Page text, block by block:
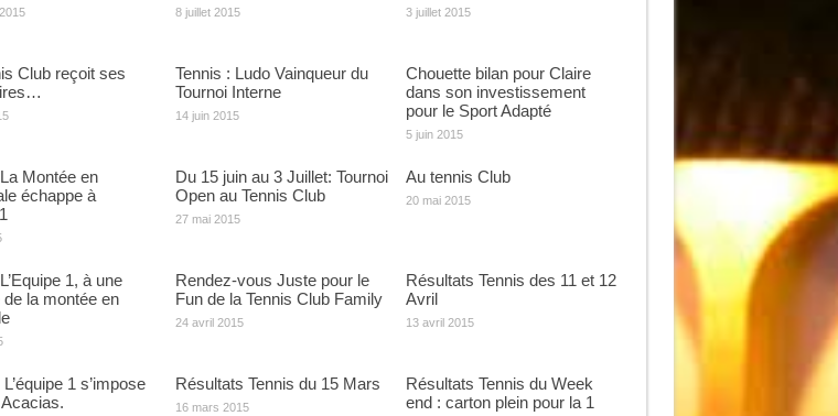
8 juillet 2015 3 juillet 2015
Club reçoit ses
Tennis : Ludo Vainqueur du
Tournoi Interne
14 juin 2015
Chouette bilan pour Claire
dans son investissement
pour le Sport Adapté
5 juin 2015
Montée en
échappe à
Du 15 juin au 3 Juillet: Tournoi
Open au Tennis Club
27 mai 2015
Au tennis Club
20 mai 2015
1, à une
la montée en
Rendez-vous Juste pour le
Fun de la Tennis Club Family
24 avril 2015
Résultats Tennis des 11 et 12
Avril
13 avril 2015
1 s’impose
Résultats Tennis du 15 Mars
16 mars 2015
Résultats Tennis du Week
end : carton plein pour la 1